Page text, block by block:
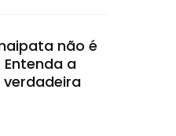
não é
a